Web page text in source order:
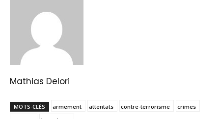
Mathias Delori
MOTS-CLÉS armement attentats contre-terrorisme
crimes